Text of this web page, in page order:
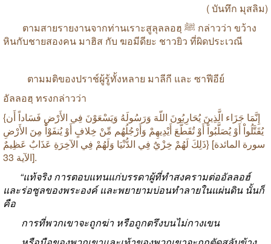
(บันทึก มุสลิม)
ตามสายรายงานจากท่านเราะสูลุลลอฮฺ ﷺ กล่าวว่า ขว้าง
หินกับชายสองคน มาฮิส กับ ฆอมีดียะ ชาวยิว ที่ผิดประเวณี
ตามมติของปราช์ผู้รู้ทั้งหลาย มาลีกี และ ซาฟีอีย์
อัลลอฮฺ ทรงกล่าวว่า
{
إِنَّمَا جَزَاء الَّذِينَ يُحَارِبُونَ اللّهَ وَرَسُولَهُ وَيَسْعَوْنَ فِي الأَرْضِ فَسَاداًأَن
يُقَتَّلُواْأَوْ يُصَلَّبُواْأَوْ تُقَطَّعَ أَيْدِيهِمْ وَأَرْجُلُهُم مِّنْ خِلافٍ أَوْ يُنفَوْاْ مِنَ الأَرْضِ
ذَلِكَ لَهُمْ خِزْيٌ فِي الدُّنْيَا وَلَهُمْ فِي الآخِرَةِ عَذَابٌ عَظِيمٌ } [ سورة المائدة
الآية33].
“แท้จริง การตอบแทนแก่บรรดาผู้ที่ทำสงครามต่ออัลลอฮ์
และร่อซูลของพระองค์ และพยายามบ่อนทำลายในแผ่นดิน นั้นก็
คือ
การที่พวกเขาจะถูกฆ่า หรือถูกตรึงบนไม่กางเขน